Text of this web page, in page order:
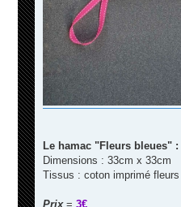
Le hamac "Fleurs bleues" :
Dimensions : 33cm x 33cm
Tissus : coton imprimé
Prix = 3€